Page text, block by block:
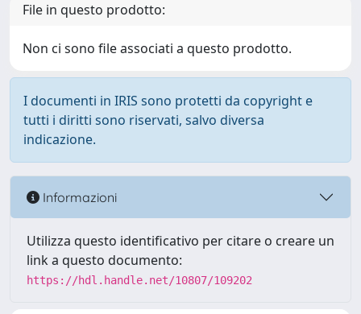
File in questo prodotto:
Non ci sono file associati a questo prodotto.
I documenti in IRIS sono protetti da copyright e
tutti i diritti sono riservati, salvo diversa
indicazione.
Informazioni
Utilizza questo identificativo per citare o creare un
link a questo documento:
https://hdl.handle.net/10807/109202